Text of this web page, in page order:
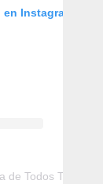
Instagram
de Todos